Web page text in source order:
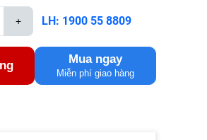
+ LH: 1900 55 8809
Mua ngay
Miễn phí giao hàng